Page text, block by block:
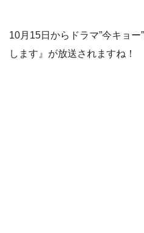
10月15日からドラマ”今キョ
します』が放送されますね！